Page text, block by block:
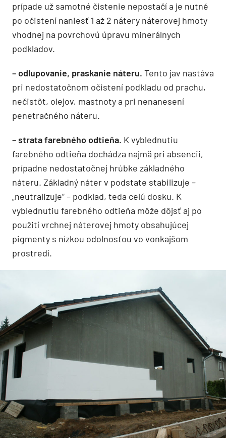
prípade už samotné čistenie nepostačí a je nutné
po očistení naniesť 1 až 2 nátery náterovej hmoty
vhodnej na povrchovú úpravu minerálnych
podkladov.
– odlupovanie, praskanie náteru. Tento jav nastáva
pri nedostatočnom očistení podkladu od prachu,
nečistôt, olejov, mastnoty a pri nenanesení
penetračného náteru.
– strata farebného odtieňa. K vyblednutiu
farebného odtieňa dochádza najmä pri absencii,
prípadne nedostatočnej hrúbke základného
náteru. Základný náter v podstate stabilizuje –
„neutralizuje“ – podklad, teda celú dosku. K
vyblednutiu farebného odtieňa môže dôjsť aj po
použití vrchnej náterovej hmoty obsahujúcej
pigmenty s nízkou odolnosťou vo vonkajšom
prostredí.